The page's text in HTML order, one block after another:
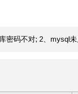
密码不对; 2、mysql未